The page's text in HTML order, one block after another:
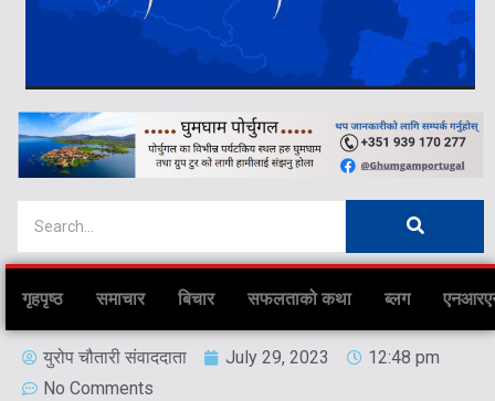
गृहपृष्ठ समाचार बिचार सफलताको कथा ब्लग
युरोप चौतारी संवाददाता July 29, 2023
12:48 pm
No Comments